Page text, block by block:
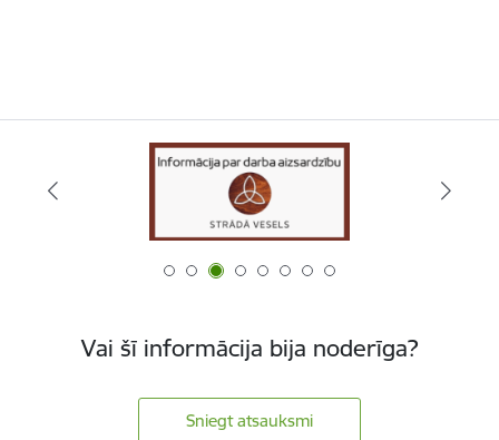
Vai šī informācija bija noderīga?
Sniegt atsauksmi